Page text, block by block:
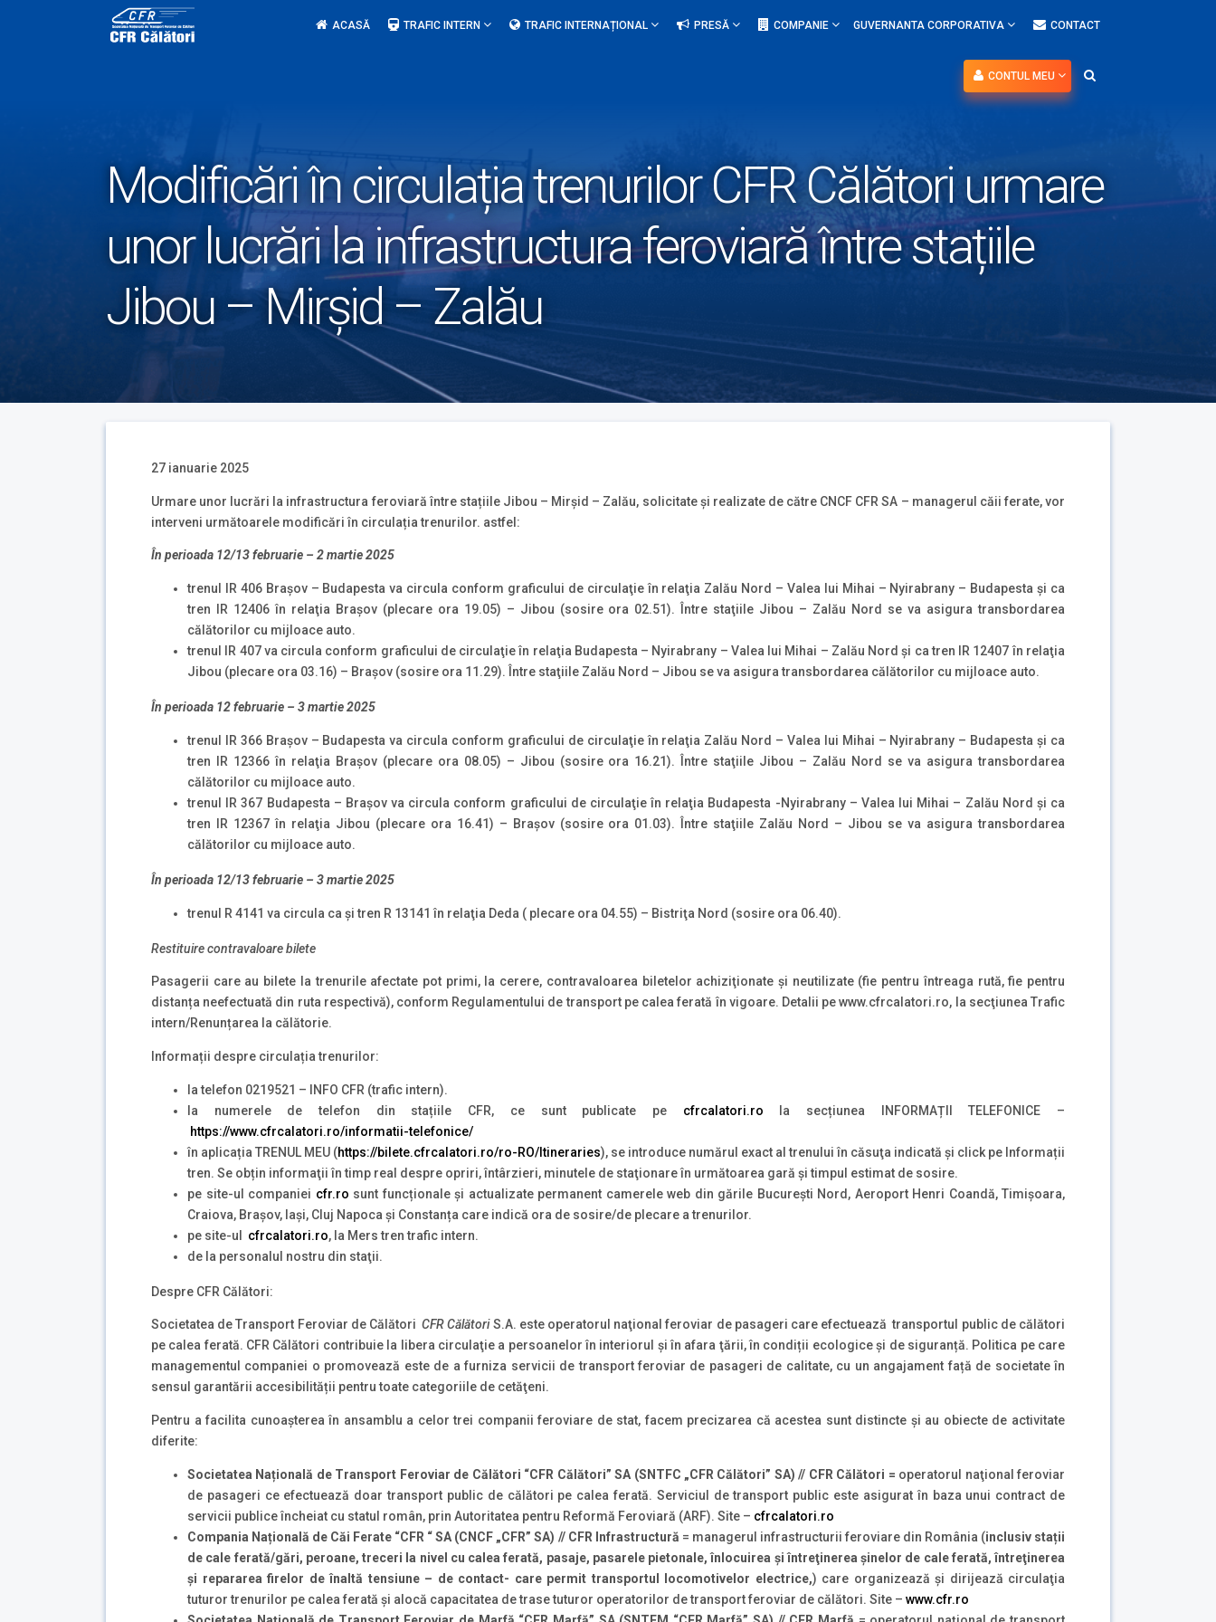
ACASĂ TRAFIC INTERN TRAFIC INTERNAȚIONAL PRESĂ COMPANIE GUVERNANTA CORPORATIVA CONTACT
CONTUL MEU
Modificări în circulația trenurilor CFR Călători urmare
unor lucrări la infrastructura feroviară între stațiile
Jibou – Mirşid – Zalău
27 ianuarie 2025
Urmare unor lucrări la infrastructura feroviară între stațiile Jibou – Mirşid – Zalău, solicitate și realizate de către CNCF CFR SA – managerul căii ferate, vor
interveni următoarele modificări în circulația trenurilor. astfel:
În perioada 12/13 februarie – 2 martie 2025
trenul IR 406 Braşov – Budapesta va circula conform graficului de circulaţie în relaţia Zalău Nord – Valea lui Mihai – Nyirabrany – Budapesta şi ca
tren IR 12406 în relaţia Braşov (plecare ora 19.05) – Jibou (sosire ora 02.51). Între staţiile Jibou – Zalău Nord se va asigura transbordarea
călătorilor cu mijloace auto.
trenul IR 407 va circula conform graficului de circulaţie în relaţia Budapesta – Nyirabrany – Valea lui Mihai – Zalău Nord şi ca tren IR 12407 în relaţia
Jibou (plecare ora 03.16) – Braşov (sosire ora 11.29). Între staţiile Zalău Nord – Jibou se va asigura transbordarea călătorilor cu mijloace auto.
În perioada 12 februarie – 3 martie 2025
trenul IR 366 Brașov – Budapesta va circula conform graficului de circulaţie în relaţia Zalău Nord – Valea lui Mihai – Nyirabrany – Budapesta şi ca
tren IR 12366 în relaţia Braşov (plecare ora 08.05) – Jibou (sosire ora 16.21). Între staţiile Jibou – Zalău Nord se va asigura transbordarea
călătorilor cu mijloace auto.
trenul IR 367 Budapesta – Braşov va circula conform graficului de circulaţie în relaţia Budapesta -Nyirabrany – Valea lui Mihai – Zalău Nord şi ca
tren IR 12367 în relaţia Jibou (plecare ora 16.41) – Braşov (sosire ora 01.03). Între staţiile Zalău Nord – Jibou se va asigura transbordarea
călătorilor cu mijloace auto.
În perioada 12/13 februarie – 3 martie 2025
trenul R 4141 va circula ca şi tren R 13141 în relaţia Deda ( plecare ora 04.55) – Bistriţa Nord (sosire ora 06.40).
Restituire contravaloare bilete
Pasagerii care au bilete la trenurile afectate pot primi, la cerere, contravaloarea biletelor achiziţionate şi neutilizate (fie pentru întreaga rută, fie pentru
distanța neefectuată din ruta respectivă), conform Regulamentului de transport pe calea ferată în vigoare. Detalii pe www.cfrcalatori.ro, la secţiunea Trafic
intern/Renunțarea la călătorie.
Informații despre circulația trenurilor:
la telefon 0219521 – INFO CFR (trafic intern).
la numerele de telefon din stațiile CFR, ce sunt publicate pe cfrcalatori.ro la secțiunea INFORMAȚII TELEFONICE –
https://www.cfrcalatori.ro/informatii-telefonice/
în aplicația TRENUL MEU (https://bilete.cfrcalatori.ro/ro-RO/Itineraries), se introduce numărul exact al trenului în căsuţa indicată şi click pe Informații
tren. Se obțin informaţii în timp real despre opriri, întârzieri, minutele de staţionare în următoarea gară şi timpul estimat de sosire.
pe site-ul companiei cfr.ro sunt funcționale și actualizate permanent camerele web din gările București Nord, Aeroport Henri Coandă, Timișoara,
Craiova, Brașov, Iași, Cluj Napoca și Constanța care indică ora de sosire/de plecare a trenurilor.
pe site-ul cfrcalatori.ro, la Mers tren trafic intern.
de la personalul nostru din staţii.
Despre CFR Călători:
Societatea de Transport Feroviar de CălătoriCFR CălătoriS.A. este operatorul naţional feroviar de pasageri care efectuează transportul public de călători
pe calea ferată. CFR Călători contribuie la libera circulaţie a persoanelor în interiorul şi în afara ţării, în condiții ecologice și de siguranță. Politica pe care
managementul companiei o promovează este de a furniza servicii de transport feroviar de pasageri de calitate, cu un angajament față de societate în
sensul garantării accesibilității pentru toate categoriile de cetăţeni.
Pentru a facilita cunoaşterea în ansamblu a celor trei companii feroviare de stat, facem precizarea că acestea sunt distincte şi au obiecte de activitate
diferite:
Societatea Națională de Transport Feroviar de Călători “CFR Călători” SA (SNTFC „CFR Călători” SA) // CFR Călători = operatorul naţional feroviar
de pasageri ce efectuează doar transport public de călători pe calea ferată. Serviciul de transport public este asigurat în baza unui contract de
servicii publice încheiat cu statul român, prin Autoritatea pentru Reformă Feroviară (ARF). Site – cfrcalatori.ro
Compania Națională de Căi Ferate “CFR “ SA (CNCF „CFR” SA) // CFR Infrastructură = managerul infrastructurii feroviare din România (inclusiv stații
de cale ferată/gări, peroane, treceri la nivel cu calea ferată, pasaje, pasarele pietonale, înlocuirea şi întreţinerea şinelor de cale ferată, întreţinerea
şi repararea firelor de înaltă tensiune – de contact- care permit transportul locomotivelor electrice,) care organizează şi dirijează circulaţia
tuturor trenurilor pe calea ferată și alocă capacitatea de trase tuturor operatorilor de transport feroviar de călători. Site – www.cfr.ro